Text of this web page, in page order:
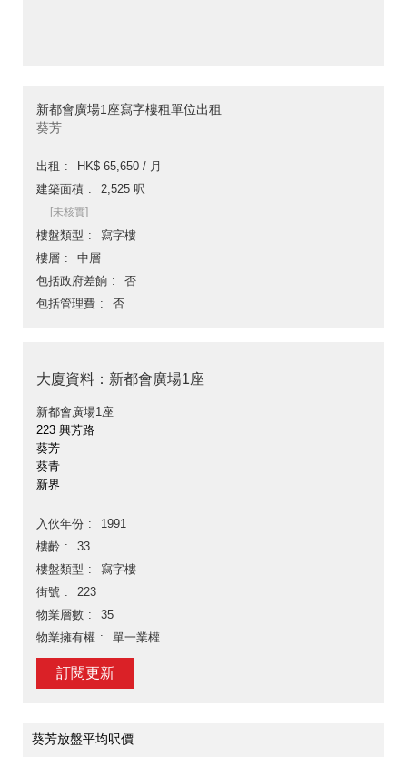
新都會廣場1座寫字樓租單位出租
葵芳
出租
HK$ 65,650 / 月
建築面積
2,525 呎
[未核實]
樓盤類型
寫字樓
樓層
中層
包括政府差餉
否
包括管理費
否
大廈資料：新都會廣場1座
新都會廣場1座
223 興芳路
葵芳
葵青
新界
入伙年份
1991
樓齡
33
樓盤類型
寫字樓
街號
223
物業層數
35
物業擁有權
單一業權
訂閱更新
葵芳放盤平均呎價